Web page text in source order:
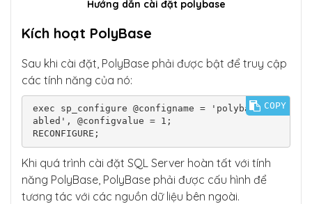
Hướng dẫn cài đặt polybase
Kích hoạt PolyBase
Sau khi cài đặt, PolyBase phải được bật để truy cập
các tính năng của nó:
exec sp_configure @configname = 'polybase en
abled', @configvalue = 1;
RECONFIGURE;
COPY
Khi quá trình cài đặt SQL Server hoàn tất với tính
năng PolyBase, PolyBase phải được cấu hình để
tương tác với các nguồn dữ liệu bên ngoài.